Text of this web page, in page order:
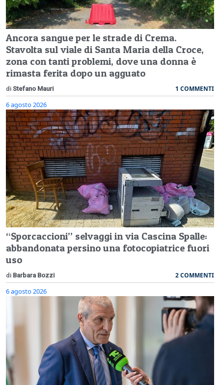
Ancora sangue per le strade di Crema.
Stavolta sul viale di Santa Maria della Croce,
zona con tanti problemi, dove una donna è
rimasta ferita dopo un agguato
di Stefano Mauri 1 COMMENTI
6 agosto 2026
“Sporcaccioni” selvaggi in via Cascina Spalle:
abbandonata persino una fotocopiatrice fuori
uso
di Barbara Bozzi 2 COMMENTI
6 agosto 2026